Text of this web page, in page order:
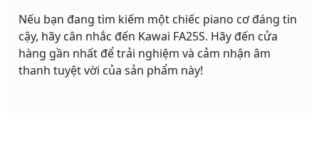
Nếu bạn đang tìm kiếm một chiếc piano cơ đáng tin
cậy, hãy cân nhắc đến Kawai FA25S. Hãy đến cửa
hàng gần nhất để trải nghiệm và cảm nhận âm
thanh tuyệt vời của sản phẩm này!